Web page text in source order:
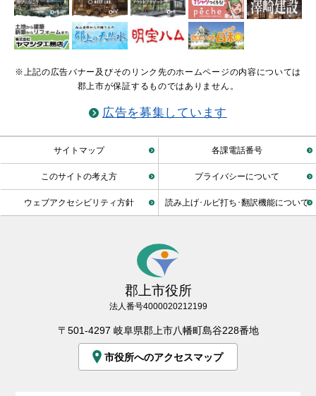
※上記の広告バナー及びそのリンク先のホームページの内容については
郡上市が保証するものではありません。
広告を募集しています
サイトマップ 各課電話番号
このサイトの考え方 プライバシーについて
ウェブアクセシビリティ方針 読み上げ･ルビ打ち･翻訳機能について
郡上市役所
法人番号4000020212199
〒501-4297 岐阜県郡上市八幡町島谷228番地
市役所へのアクセスマップ